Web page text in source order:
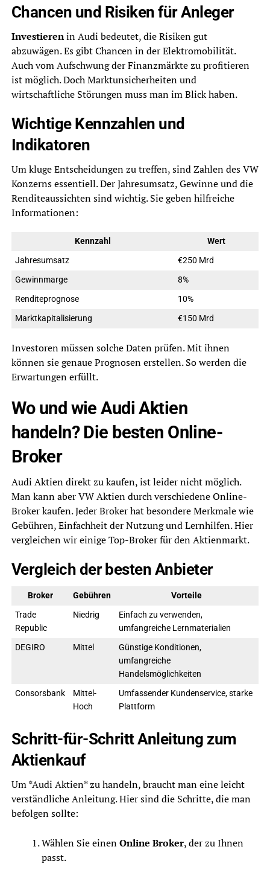
Chancen und Risiken für Anleger
Investierenin Audi bedeutet, die Risiken gut
abzuwägen. Es gibt Chancen in der Elektromobilität.
Auch vom Aufschwung der Finanzmärkte zu profitieren
ist möglich. Doch Marktunsicherheiten und
wirtschaftliche Störungen muss man im Blick haben.
Wichtige Kennzahlen und
Indikatoren
Um kluge Entscheidungen zu treffen, sind Zahlen des VW
Konzerns essentiell. Der Jahresumsatz, Gewinne und die
Renditeaussichten sind wichtig. Sie geben hilfreiche
Informationen:
Kennzahl
Wert
Jahresumsatz
€250 Mrd
Gewinnmarge
8%
Renditeprognose
10%
Marktkapitalisierung
€150 Mrd
Investoren müssen solche Daten prüfen. Mit ihnen
können sie genaue Prognosen erstellen. So werden die
Erwartungen erfüllt.
Wo und wie Audi Aktien
handeln? Die besten Online-
Broker
Audi Aktien direkt zu kaufen, ist leider nicht möglich.
Man kann aber VW Aktien durch verschiedene Online-
Broker kaufen. Jeder Broker hat besondere Merkmale wie
Gebühren, Einfachheit der Nutzung und Lernhilfen. Hier
vergleichen wir einige Top-Broker für den Aktienmarkt.
Vergleich der besten Anbieter
Broker Gebühren
Vorteile
Trade
Republic
Niedrig
Einfach zu verwenden,
umfangreiche Lernmaterialien
DEGIRO
Mittel
Günstige Konditionen,
umfangreiche
Handelsmöglichkeiten
Consorsbank
Mittel-
Hoch
Umfassender Kundenservice, starke
Plattform
Schritt-für-Schritt Anleitung zum
Aktienkauf
Um *Audi Aktien* zu handeln, braucht man eine leicht
verständliche Anleitung. Hier sind die Schritte, die man
befolgen sollte:
Wählen Sie einenOnline Broker, der zu Ihnen
passt.